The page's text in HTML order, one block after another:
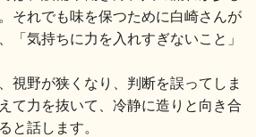
それでも味を保つために白崎さんが
「気持ちに力を入れすぎないこと」
視野が狭くなり、判断を誤ってしま
て力を抜いて、冷静に造りと向き合
と話します。